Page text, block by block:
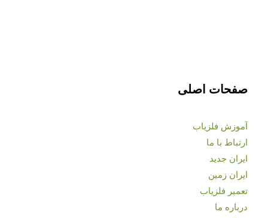
صفحات اصلی
آموزش فلزیاب
ارتباط با ما
ایران جدید
ایران زمین
تعمیر فلزیاب
درباره ما